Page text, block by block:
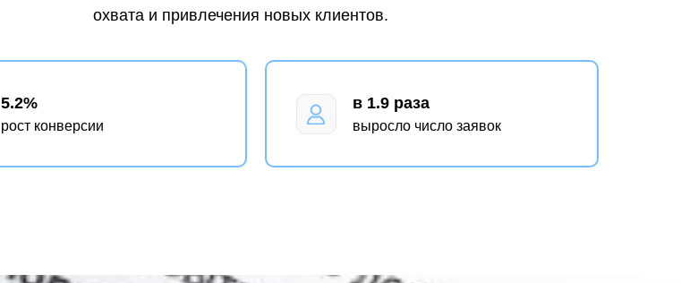
охвата и привлечения новых клиентов.
5.2%
рост конверсии
в 1.9 раза
выросло число заявок